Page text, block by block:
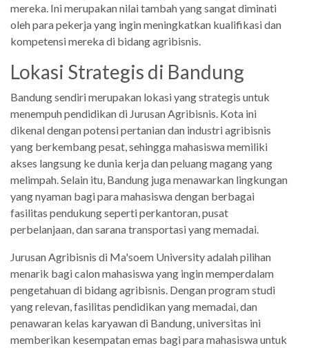
mereka. Ini merupakan nilai tambah yang sangat diminati
oleh para pekerja yang ingin meningkatkan kualifikasi dan
kompetensi mereka di bidang agribisnis.
Lokasi Strategis di Bandung
Bandung sendiri merupakan lokasi yang strategis untuk
menempuh pendidikan di Jurusan Agribisnis. Kota ini
dikenal dengan potensi pertanian dan industri agribisnis
yang berkembang pesat, sehingga mahasiswa memiliki
akses langsung ke dunia kerja dan peluang magang yang
melimpah. Selain itu, Bandung juga menawarkan lingkungan
yang nyaman bagi para mahasiswa dengan berbagai
fasilitas pendukung seperti perkantoran, pusat
perbelanjaan, dan sarana transportasi yang memadai.
Jurusan Agribisnis di Ma'soem University adalah pilihan
menarik bagi calon mahasiswa yang ingin memperdalam
pengetahuan di bidang agribisnis. Dengan program studi
yang relevan, fasilitas pendidikan yang memadai, dan
penawaran kelas karyawan di Bandung, universitas ini
memberikan kesempatan emas bagi para mahasiswa untuk